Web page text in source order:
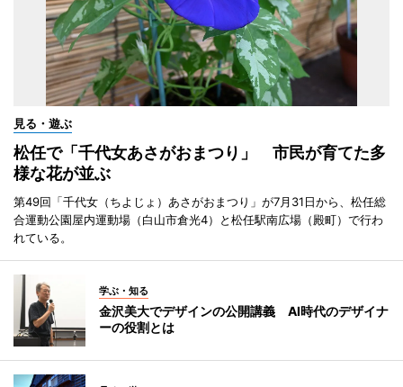
見る・遊ぶ
松任で「千代女あさがおまつり」 市民が育てた多
様な花が並ぶ
第49回「千代女（ちよじょ）あさがおまつり」が7月31日から、松任総
合運動公園屋内運動場（白山市倉光4）と松任駅南広場（殿町）で行わ
れている。
学ぶ・知る
金沢美大でデザインの公開講義 AI時代のデザイナ
ーの役割とは